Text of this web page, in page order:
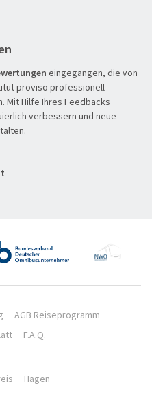
eingegangen, die von
proviso professionell
Mit Hilfe Ihres Feedbacks
verbessern und neue
AGB Reiseprogramm
F.A.Q.
Hagen